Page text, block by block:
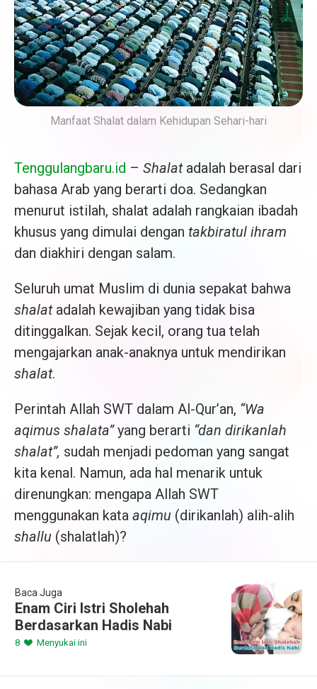
Manfaat Shalat dalam Kehidupan Sehari-hari
Tenggulangbaru.id – Shalatadalah berasal dari
bahasa Arab yang berarti doa. Sedangkan
menurut istilah, shalat adalah rangkaian ibadah
khusus yang dimulai dengan takbiratul ihram
dan diakhiri dengan salam.
Seluruh umat Muslim di dunia sepakat bahwa
shalatadalah kewajiban yang tidak bisa
ditinggalkan. Sejak kecil, orang tua telah
mengajarkan anak-anaknya untuk mendirikan
shalat.
Perintah Allah SWT dalam Al-Qur’an, “Wa
aqimus shalata”yang berarti “dan dirikanlah
shalat”, sudah menjadi pedoman yang sangat
kita kenal. Namun, ada hal menarik untuk
direnungkan: mengapa Allah SWT
menggunakan kata aqimu (dirikanlah) alih-alih
shallu (shalatlah)?
Baca Juga
Enam Ciri Istri Sholehah
Berdasarkan Hadis Nabi
8 Menyukai ini